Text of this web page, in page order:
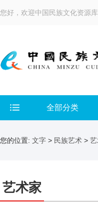
您好，欢迎中国民族文化资源库
全部分类
您的位置: 文字 > 民族艺术 >
艺术家